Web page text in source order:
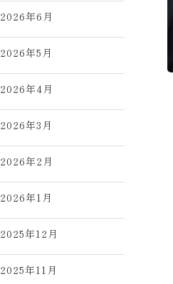
2026年6月
2026年5月
2026年4月
2026年3月
2026年2月
2026年1月
2025年12月
2025年11月